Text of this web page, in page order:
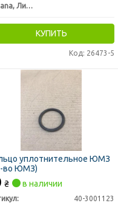
Jubana, Литва
КУПИТЬ
Код: 26473-5
уплотнительное ЮМЗ
во ЮМЗ)
₴ в наличии
40-3001123